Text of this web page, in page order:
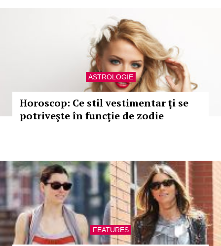
ASTROLOGIE
Horoscop: Ce stil vestimentar ţi se
potriveşte în funcţie de zodie
FEATURES